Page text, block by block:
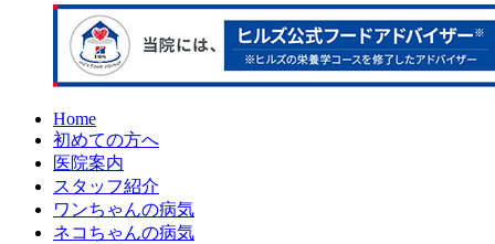
Home
初めての方へ
医院案内
スタッフ紹介
ワンちゃんの病気
ネコちゃんの病気